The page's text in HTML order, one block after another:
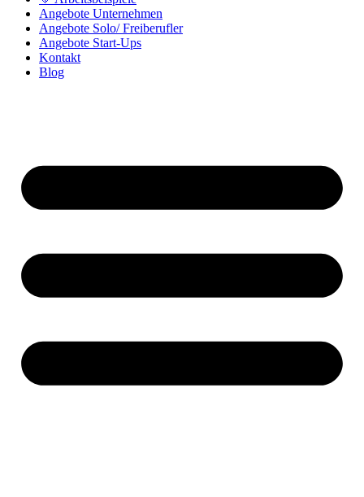
Angebote Unternehmen
Angebote Solo/ Freiberufler
Angebote Start-Ups
Kontakt
Blog